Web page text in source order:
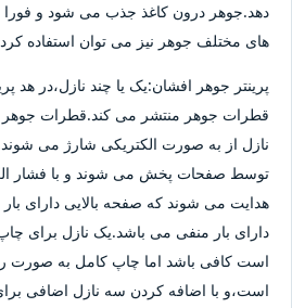
دهد.جوهر درون کاغذ جذب می شود و
های مختلف جوهر نیز می توان استفاده
پرینتر جوهر افشان:یک یا چند نازل،در هد
قطرات جوهر منتشر می کند.قطرات جوهر
نازل از به صورت الکتریکی شارژ می
توسط صفحات پخش می شوند و با فشار
هدایت می شوند که صفحه بالایی دارای
دارای بار منفی می باشد.یک نازل برای
است کافی باشد اما چاپ کامل به صورت
است،و با اضافه کردن سه نازل اضافی